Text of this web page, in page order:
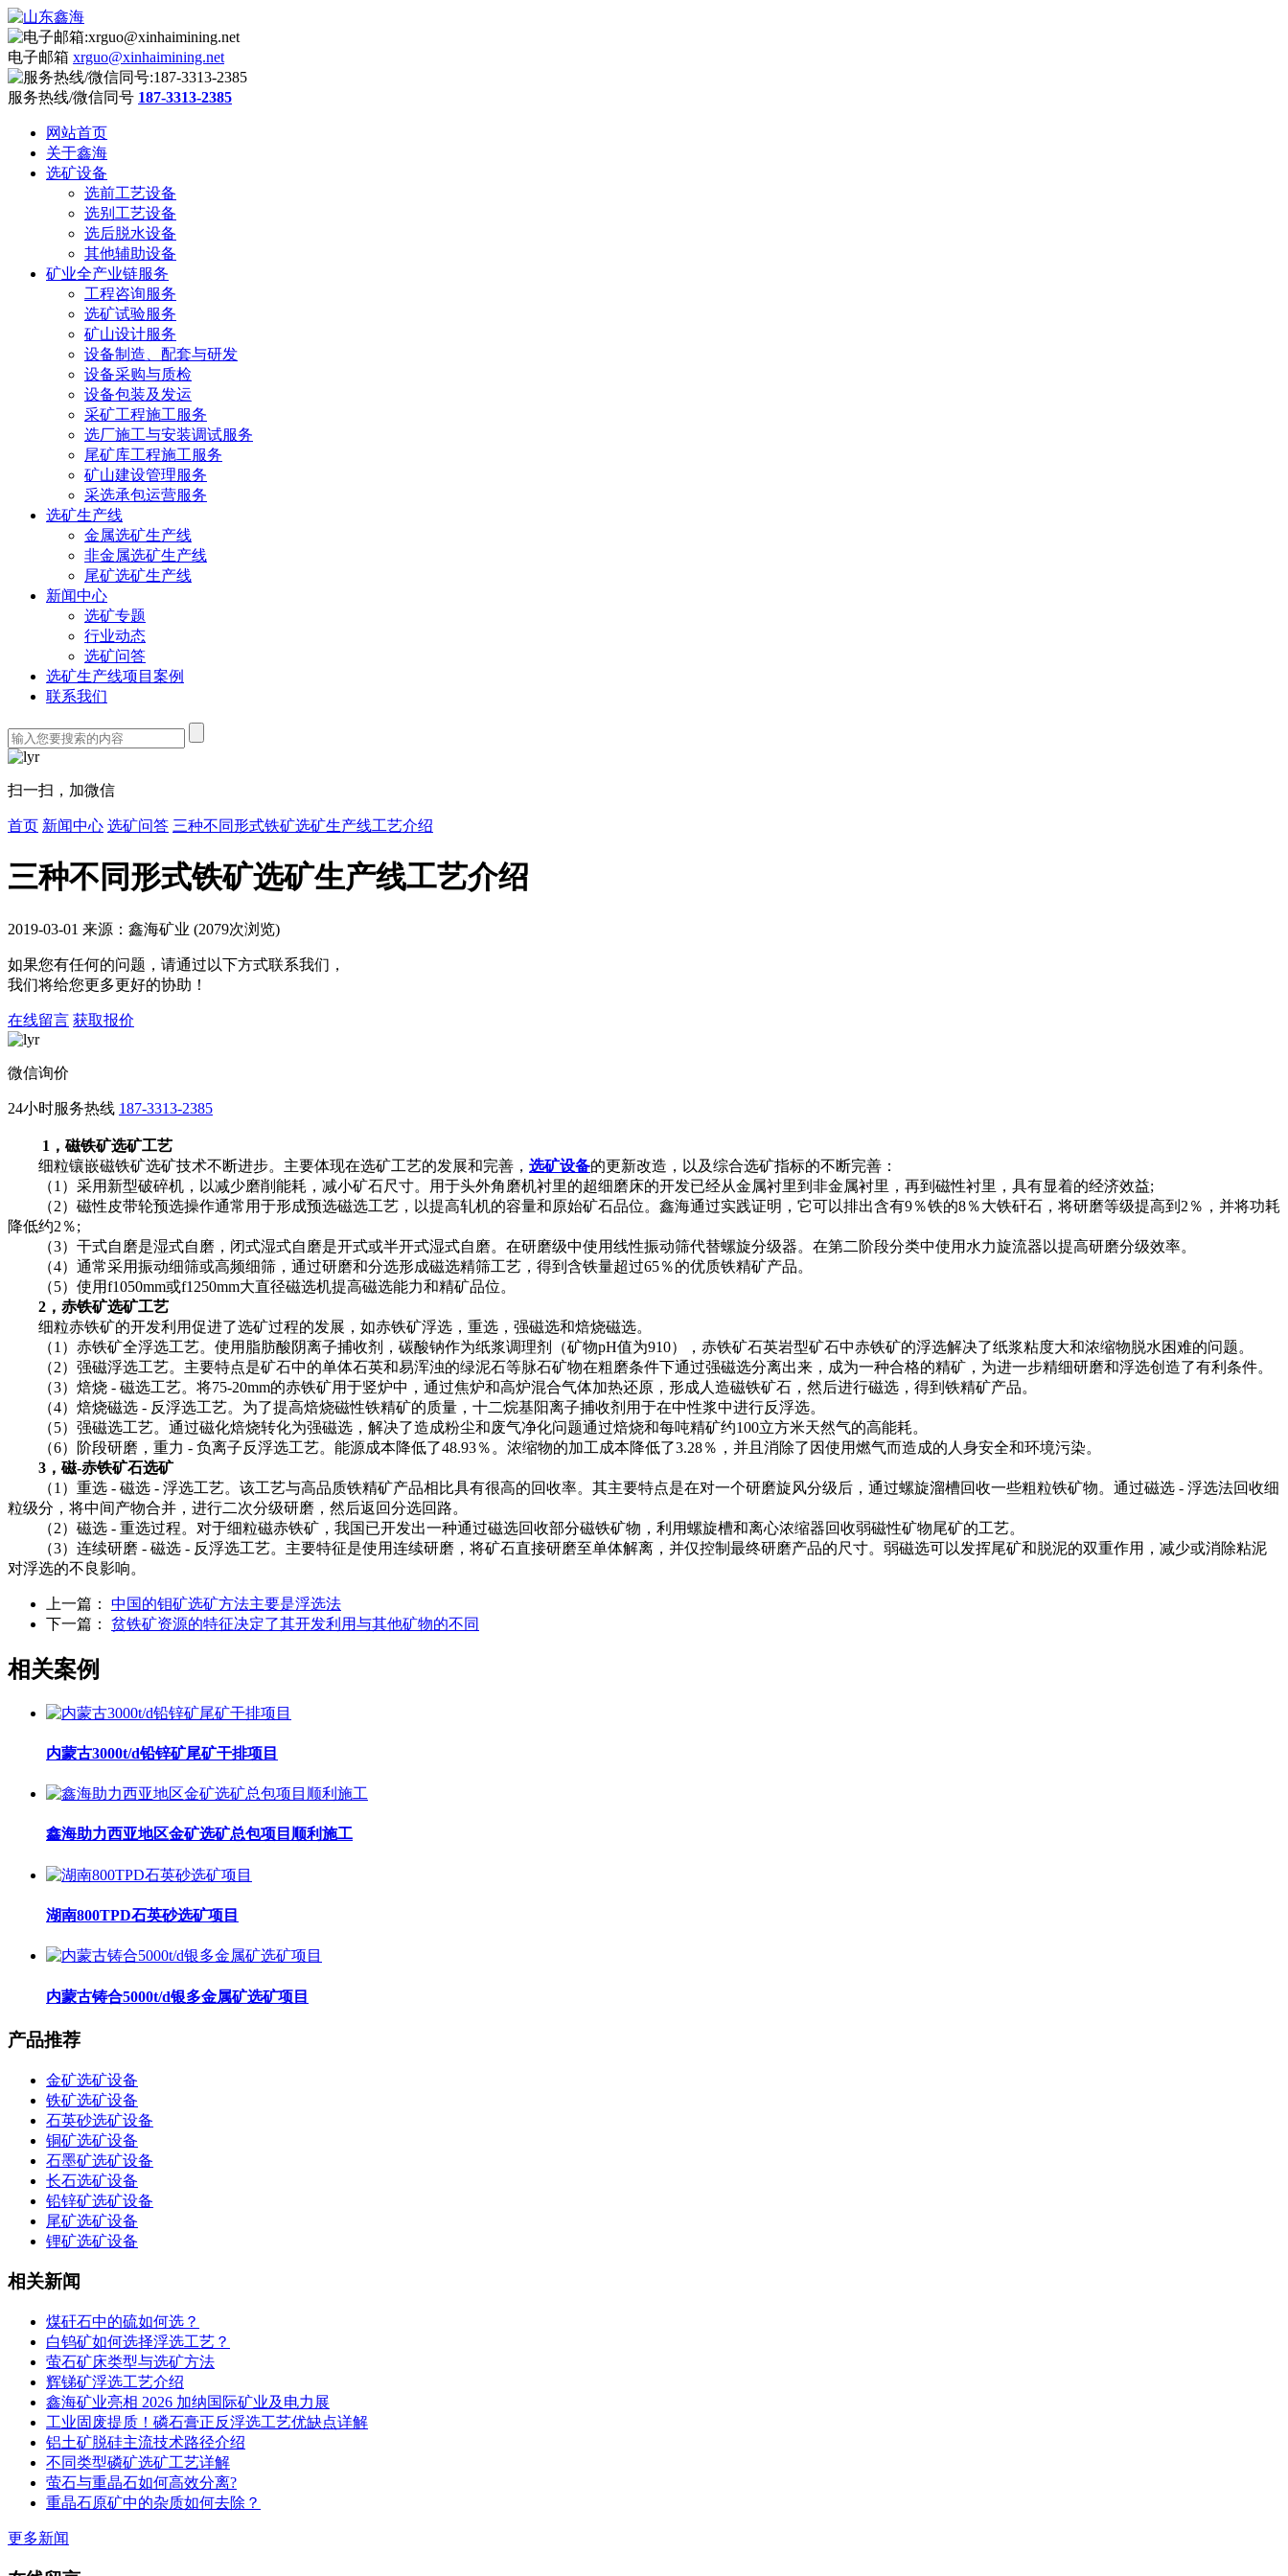
电子邮箱 xrguo@xinhaimining.net
服务热线/微信同号 187-3313-2385
网站首页
关于鑫海
选矿设备
选前工艺设备
选别工艺设备
选后脱水设备
其他辅助设备
矿业全产业链服务
工程咨询服务
选矿试验服务
矿山设计服务
设备制造、配套与研发
设备采购与质检
设备包装及发运
采矿工程施工服务
选厂施工与安装调试服务
尾矿库工程施工服务
矿山建设管理服务
采选承包运营服务
选矿生产线
金属选矿生产线
非金属选矿生产线
尾矿选矿生产线
新闻中心
选矿专题
行业动态
选矿问答
选矿生产线项目案例
联系我们
扫一扫，加微信
首页 新闻中心 选矿问答 三种不同形式铁矿选矿生产线工艺介绍
三种不同形式铁矿选矿生产线工艺介绍
2019-03-01 来源：鑫海矿业 (2079次浏览)
如果您有任何的问题，请通过以下方式联系我们，
我们将给您更多更好的协助！
在线留言 获取报价
微信询价
24小时服务热线 187-3313-2385
1，磁铁矿选矿工艺
细粒镶嵌磁铁矿选矿技术不断进步。主要体现在选矿工艺的发展和完善， 选矿设备的更新改造，以及综合选矿指标的不断完善：
（1）采用新型破碎机，以减少磨削能耗，减小矿石尺寸。用于头外角磨机衬里的超细磨床的开发已经从金属衬里到非金属衬里，再到磁性衬里，具有显着的经济效益;
（2）磁性皮带轮预选操作通常用于形成预选磁选工艺，以提高轧机的容量和原始矿石品位。鑫海通过实践证明，它可以排出含有9％铁的8％大铁矸石，将研磨等级提高到2％，并将功耗
降低约2％;
（3）干式自磨是湿式自磨，闭式湿式自磨是开式或半开式湿式自磨。在研磨级中使用线性振动筛代替螺旋分级器。在第二阶段分类中使用水力旋流器以提高研磨分级效率。
（4）通常采用振动细筛或高频细筛，通过研磨和分选形成磁选精筛工艺，得到含铁量超过65％的优质铁精矿产品。
（5）使用f1050mm或f1250mm大直径磁选机提高磁选能力和精矿品位。
2，赤铁矿选矿工艺
细粒赤铁矿的开发利用促进了选矿过程的发展，如赤铁矿浮选，重选，强磁选和焙烧磁选。
（1）赤铁矿全浮选工艺。使用脂肪酸阴离子捕收剂，碳酸钠作为纸浆调理剂（矿物pH值为910），赤铁矿石英岩型矿石中赤铁矿的浮选解决了纸浆粘度大和浓缩物脱水困难的问题。
（2）强磁浮选工艺。主要特点是矿石中的单体石英和易浑浊的绿泥石等脉石矿物在粗磨条件下通过强磁选分离出来，成为一种合格的精矿，为进一步精细研磨和浮选创造了有利条件。
（3）焙烧 - 磁选工艺。将75-20mm的赤铁矿用于竖炉中，通过焦炉和高炉混合气体加热还原，形成人造磁铁矿石，然后进行磁选，得到铁精矿产品。
（4）焙烧磁选 - 反浮选工艺。为了提高焙烧磁性铁精矿的质量，十二烷基阳离子捕收剂用于在中性浆中进行反浮选。
（5）强磁选工艺。通过磁化焙烧转化为强磁选，解决了造成粉尘和废气净化问题通过焙烧和每吨精矿约100立方米天然气的高能耗。
（6）阶段研磨，重力 - 负离子反浮选工艺。能源成本降低了48.93％。浓缩物的加工成本降低了3.28％，并且消除了因使用燃气而造成的人身安全和环境污染。
3，磁-赤铁矿石选矿
（1）重选 - 磁选 - 浮选工艺。该工艺与高品质铁精矿产品相比具有很高的回收率。其主要特点是在对一个研磨旋风分级后，通过螺旋溜槽回收一些粗粒铁矿物。通过磁选 - 浮选法回收细
粒级分，将中间产物合并，进行二次分级研磨，然后返回分选回路。
（2）磁选 - 重选过程。对于细粒磁赤铁矿，我国已开发出一种通过磁选回收部分磁铁矿物，利用螺旋槽和离心浓缩器回收弱磁性矿物尾矿的工艺。
（3）连续研磨 - 磁选 - 反浮选工艺。主要特征是使用连续研磨，将矿石直接研磨至单体解离，并仅控制最终研磨产品的尺寸。弱磁选可以发挥尾矿和脱泥的双重作用，减少或消除粘泥
对浮选的不良影响。
上一篇： 中国的钼矿选矿方法主要是浮选法
下一篇： 贫铁矿资源的特征决定了其开发利用与其他矿物的不同
相关案例
内蒙古3000t/d铅锌矿尾矿干排项目
鑫海助力西亚地区金矿选矿总包项目顺利施工
湖南800TPD石英砂选矿项目
内蒙古铸合5000t/d银多金属矿选矿项目
产品推荐
金矿选矿设备
铁矿选矿设备
石英砂选矿设备
铜矿选矿设备
石墨矿选矿设备
长石选矿设备
铅锌矿选矿设备
尾矿选矿设备
锂矿选矿设备
相关新闻
煤矸石中的硫如何选？
白钨矿如何选择浮选工艺？
萤石矿床类型与选矿方法
辉锑矿浮选工艺介绍
鑫海矿业亮相 2026 加纳国际矿业及电力展
工业固废提质！磷石膏正反浮选工艺优缺点详解
铝土矿脱硅主流技术路径介绍
不同类型磷矿选矿工艺详解
萤石与重晶石如何高效分离?
重晶石原矿中的杂质如何去除？
更多新闻